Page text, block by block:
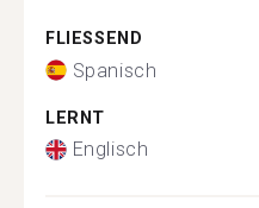
FLIESSEND
Spanisch
LERNT
Englisch